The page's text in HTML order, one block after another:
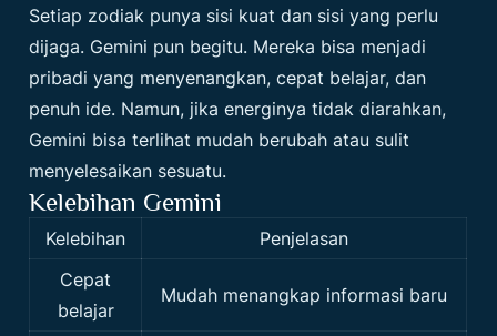
Setiap zodiak punya sisi kuat dan sisi yang perlu
dijaga. Gemini pun begitu. Mereka bisa menjadi
pribadi yang menyenangkan, cepat belajar, dan
penuh ide. Namun, jika energinya tidak diarahkan,
Gemini bisa terlihat mudah berubah atau sulit
menyelesaikan sesuatu.
Kelebihan Gemini
Kelebihan
Penjelasan
Cepat
belajar
Mudah menangkap informasi baru